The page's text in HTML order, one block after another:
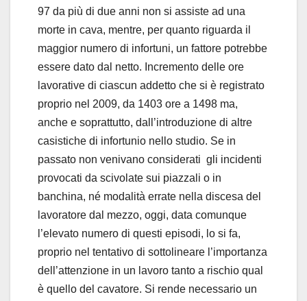
97 da più di due anni non si assiste ad una
morte in cava, mentre, per quanto riguarda il
maggior numero di infortuni, un fattore potrebbe
essere dato dal netto. Incremento delle ore
lavorative di ciascun addetto che si è registrato
proprio nel 2009, da 1403 ore a 1498 ma,
anche e soprattutto, dall’introduzione di altre
casistiche di infortunio nello studio. Se in
passato non venivano considerati gli incidenti
provocati da scivolate sui piazzali o in
banchina, né modalità errate nella discesa del
lavoratore dal mezzo, oggi, data comunque
l’elevato numero di questi episodi, lo si fa,
proprio nel tentativo di sottolineare l’importanza
dell’attenzione in un lavoro tanto a rischio qual
è quello del cavatore. Si rende necessario un